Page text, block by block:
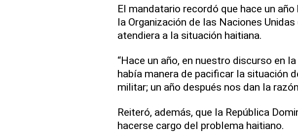
El mandatario recordó que hace un
la Organización de las Naciones Unidas
atendiera a la situación haitiana.
“Hace un año, en nuestro discurso en
había manera de pacificar la situación
militar; un año después nos dan la
Reiteró, además, que la República
hacerse cargo del problema haitiano.